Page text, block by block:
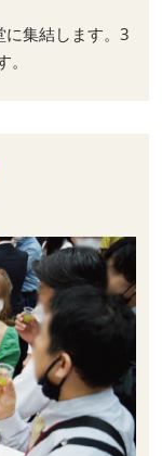
集結します。3